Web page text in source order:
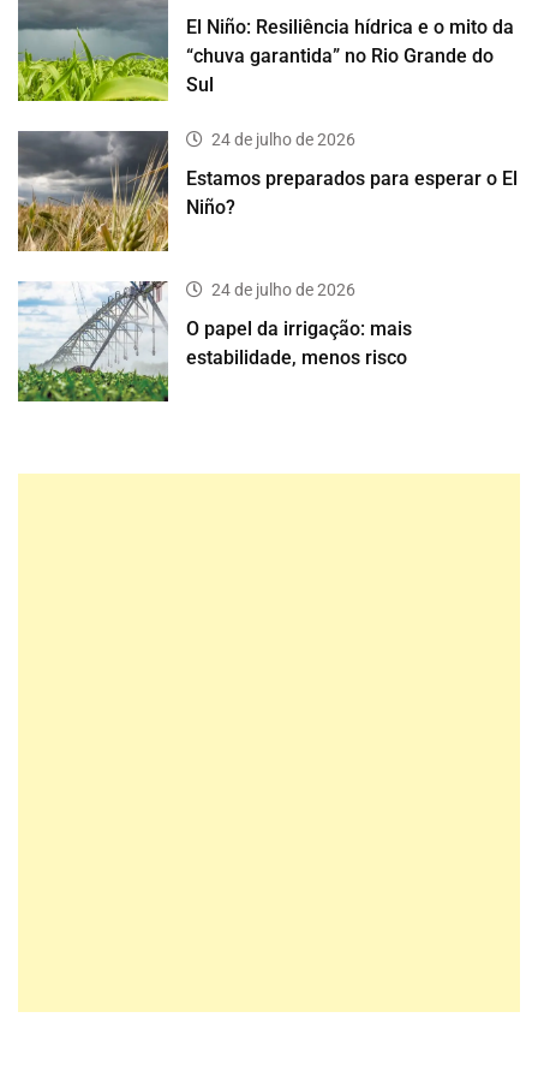
El Niño: Resiliência hídrica e o mito da
“chuva garantida” no Rio Grande do
Sul
24 de julho de 2026
Estamos preparados para esperar o El
Niño?
24 de julho de 2026
O papel da irrigação: mais
estabilidade, menos risco